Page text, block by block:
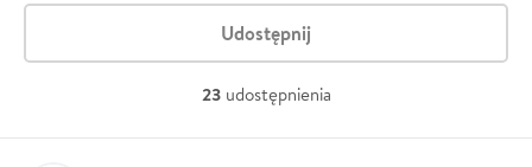
Udostępnij
23 udostępnienia